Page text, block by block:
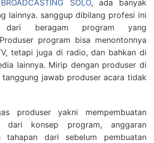
BROADCASTING SOLO, ada banyak
lainnya. sanggup dibilang profesi ini
beragam program yang
program bisa menontonnya
tetapi juga di radio, dan bahkan di
lainnya. Mirip dengan produser di
tanggung jawab produser acara tidak
produser yakni mempembuatan
dari konsep program, anggaran
tahapan dari sebelum pembuatan